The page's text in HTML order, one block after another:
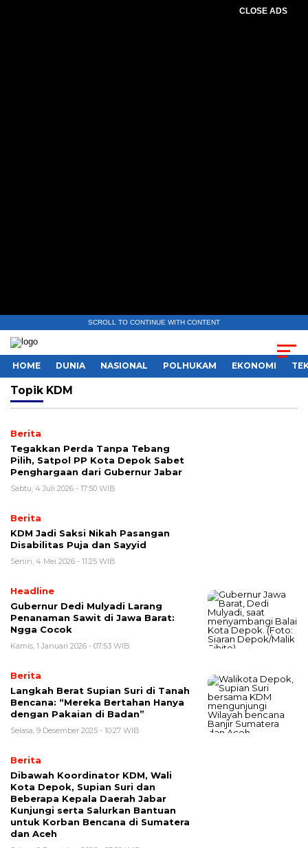
CLOSE ADS
SCROLL TO CONTINUE WITH CONTENT
HOME DUNIA NASIONAL POLHUKAM EKONOMI
Topik KDM
Berita
Tegakkan Perda Tanpa Tebang
Pilih, Satpol PP Kota Depok Sabet
Penghargaan dari Gubernur Jabar
Sabtu, 4 Juli 2026 - 17:50 WIB
Berita
KDM Jadi Saksi Nikah Pasangan
Disabilitas Puja dan Sayyid
Senin, 4 Mei 2026 - 11:25 WIB
Headline
Gubernur Dedi Mulyadi Larang
Penanaman Sawit di Jawa Barat:
Ngga Cocok
Kamis, 1 Januari 2026 - 07:53 WIB
Berita
Langkah Berat Supian Suri di Tanah
Bencana: “Mereka Bertahan Hanya
dengan Pakaian di Badan”
Selasa, 9 Desember 2025 - 10:27 WIB
Berita
Dibawah Koordinator KDM, Wali
Kota Depok, Supian Suri dan
Beberapa Kepala Daerah Jabar
Kunjungi serta Salurkan Bantuan
untuk Korban Bencana di Sumatera
dan Aceh